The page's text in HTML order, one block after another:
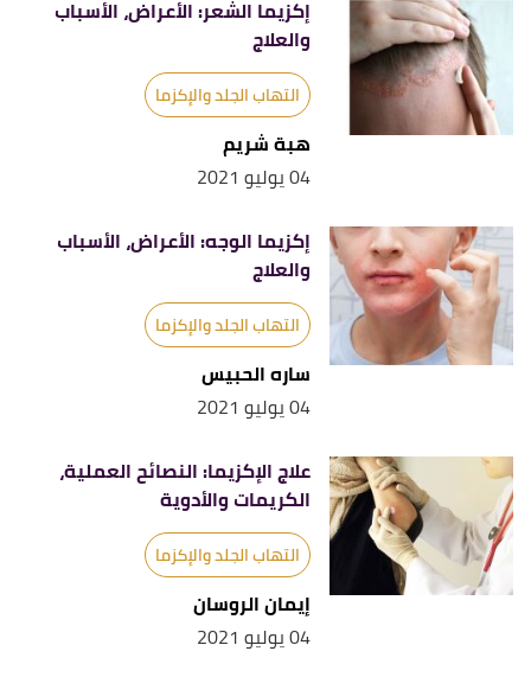
إكزيما الشعر: الأعراض، الأسباب
والعلاج
التهاب الجلد والإكزما
هبة شريم
04 يوليو 2021
إكزيما الوجه: الأعراض، الأسباب
والعلاج
التهاب الجلد والإكزما
ساره الحبيس
04 يوليو 2021
علاج الإكزيما: النصائح العملية،
الكريمات والأدوية
التهاب الجلد والإكزما
إيمان الروسان
04 يوليو 2021